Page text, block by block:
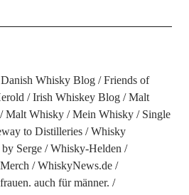
Danish Whisky Blog
Friends of
Irish Whiskey Blog
Malt
Malt Whisky Mein Whisky
Single
to Distilleries
Whisky
Serge
Whisky-Helden
WhiskyNews.de
auch für männer.